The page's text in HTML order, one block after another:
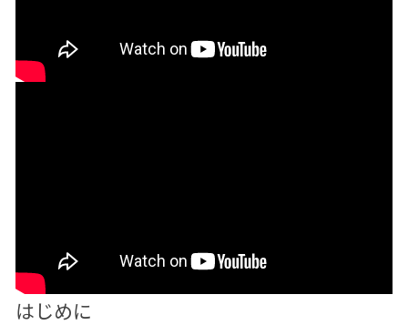
はじめに